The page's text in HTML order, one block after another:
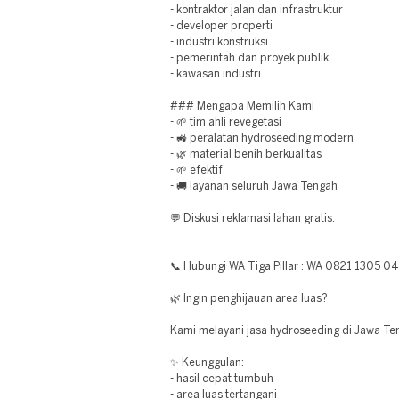
- kontraktor jalan dan infrastruktur
- developer properti
- industri konstruksi
- pemerintah dan proyek publik
- kawasan industri
### Mengapa Memilih Kami
- 🌱 tim ahli revegetasi
- 🚜 peralatan hydroseeding modern
- 🌿 material benih berkualitas
- 🌱 efektif
- 🚚 layanan seluruh Jawa Tengah
💬 Diskusi reklamasi lahan gratis.
📞 Hubungi WA Tiga Pillar : WA 0821 1305
🌿 Ingin penghijauan area luas?
Kami melayani jasa hydroseeding di Jawa
✨ Keunggulan:
- hasil cepat tumbuh
- area luas tertangani